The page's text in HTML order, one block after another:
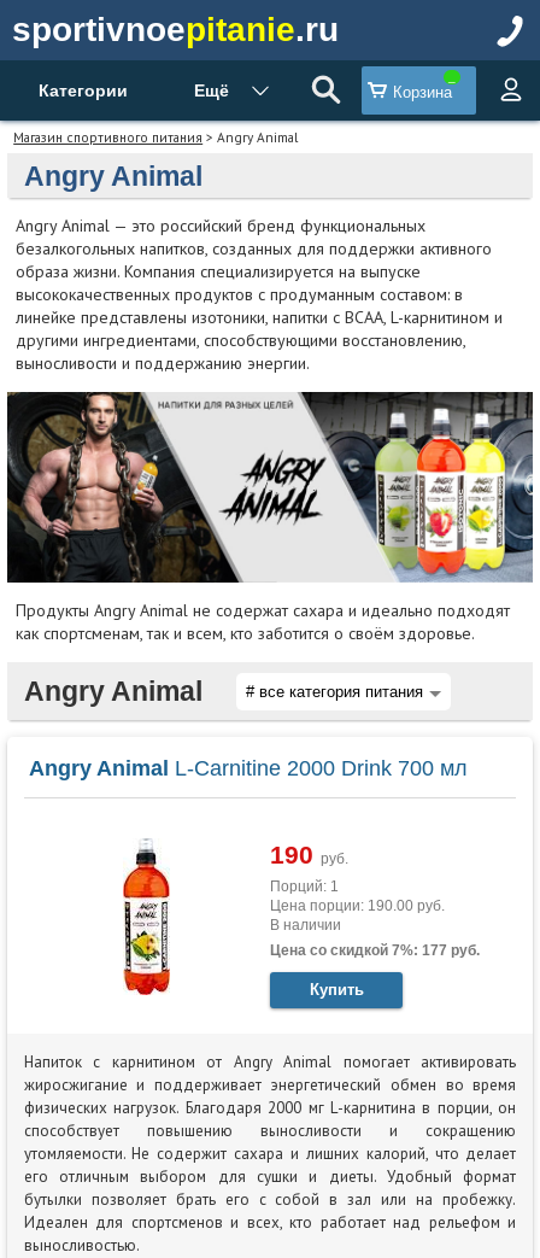
sportivnoepitanie.ru
Категории Ещё Корзина
Магазин спортивного питания > Angry Animal
Angry Animal
Angry Animal — это российский бренд функциональных
безалкогольных напитков, созданных для поддержки активного
образа жизни. Компания специализируется на выпуске
высококачественных продуктов с продуманным составом: в
линейке представлены изотоники, напитки с BCAA, L-карнитином и
другими ингредиентами, способствующими восстановлению,
выносливости и поддержанию энергии.
Продукты Angry Animal не содержат сахара и идеально подходят
как спортсменам, так и всем, кто заботится о своём здоровье.
Angry Animal
Angry Animal L-Carnitine 2000 Drink 700 мл
190 руб.
Порций: 1
Цена порции: 190.00 руб.
В наличии
Цена со скидкой 7%: 177 руб.
Купить
Напиток с карнитином от Angry Animal помогает активировать
жиросжигание и поддерживает энергетический обмен во время
физических нагрузок. Благодаря 2000 мг L-карнитина в порции, он
способствует повышению выносливости и сокращению
утомляемости. Не содержит сахара и лишних калорий, что делает
его отличным выбором для сушки и диеты. Удобный формат
бутылки позволяет брать его с собой в зал или на пробежку.
Идеален для спортсменов и всех, кто работает над рельефом и
выносливостью.